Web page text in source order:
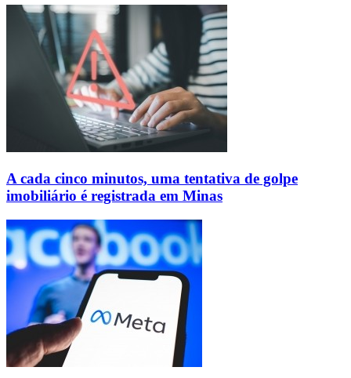
A cada cinco minutos, uma tentativa de golpe
imobiliário é registrada em Minas